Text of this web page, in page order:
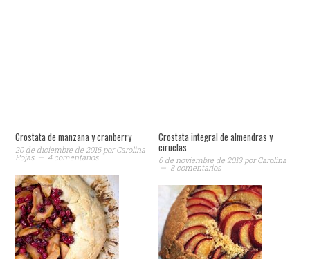
Crostata de manzana y cranberry
20 de diciembre de 2016porCarolina
Rojas 4 comentarios
Crostata integral de almendras y
ciruelas
6 de noviembre de 2013porCarolina
8 comentarios